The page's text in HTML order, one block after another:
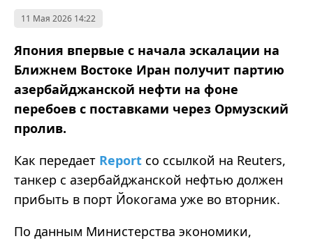
11 Мая 2026 14:22
Япония впервые с начала эскалации на
Ближнем Востоке Иран получит партию
азербайджанской нефти на фоне
перебоев с поставками через Ормузский
пролив.
Как передает Report со ссылкой на Reuters,
танкер с азербайджанской нефтью должен
прибыть в порт Йокогама уже во вторник.
По данным Министерства экономики,